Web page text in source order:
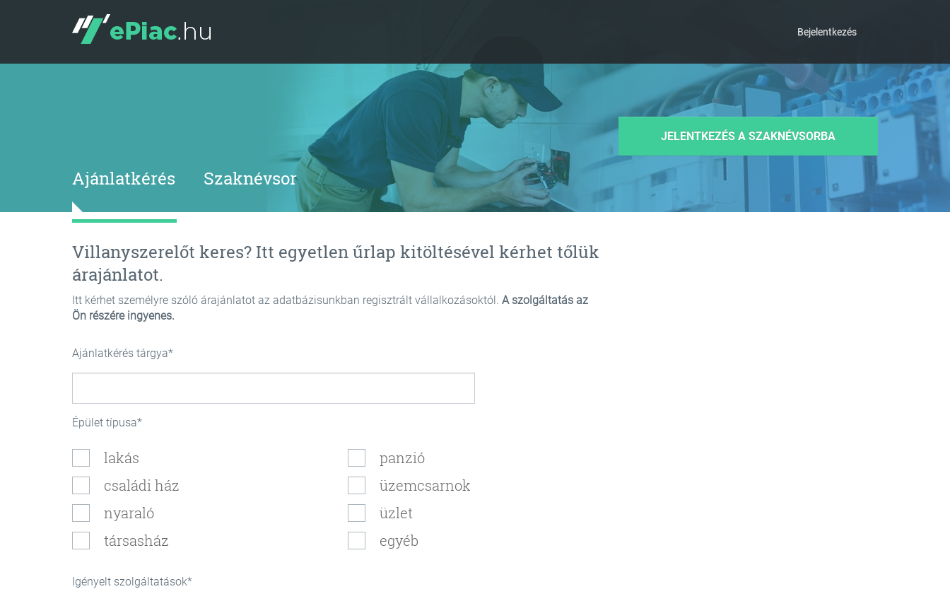
Bejelentkezés
Ajánlatkérés Szaknévsor
JELENTKEZÉS A SZAKNÉVSORBA
Villanyszerelőt keres? Itt egyetlen űrlap kitöltésével kérhet tőlük
árajánlatot.
Itt kérhet személyre szóló árajánlatot az adatbázisunkban regisztrált vállalkozásoktól. A szolgáltatás az
Ön részére ingyenes.
Ajánlatkérés tárgya
Épület típusa
lakás
családi ház
nyaraló
társasház
panzió
üzemcsarnok
üzlet
egyéb
Igényelt szolgáltatások